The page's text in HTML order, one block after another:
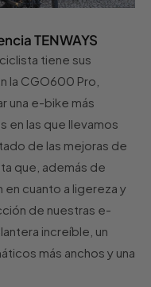
TENWAYS
tiene sus
la CGO600 Pro,
una e-bike más
en las que llevamos
de las mejoras de
que, además de
cuanto a ligereza y
de nuestras e-
increíble, un
más anchos y una